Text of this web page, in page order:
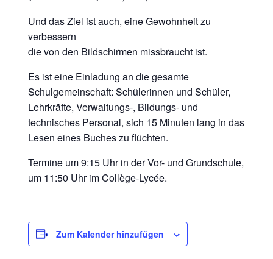
Und das Ziel ist auch, eine Gewohnheit zu
verbessern
die von den Bildschirmen missbraucht ist.
Es ist eine Einladung an die gesamte
Schulgemeinschaft: Schülerinnen und Schüler,
Lehrkräfte, Verwaltungs-, Bildungs- und
technisches Personal, sich 15 Minuten lang in das
Lesen eines Buches zu flüchten.
Termine um 9:15 Uhr in der Vor- und Grundschule,
um 11:50 Uhr im Collège-Lycée.
Zum Kalender hinzufügen